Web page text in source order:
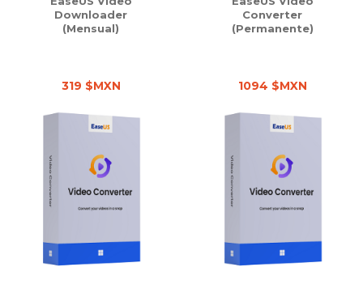
Downloader
(Mensual)
319 $MXN
Converter
(Permanente)
1094 $MXN